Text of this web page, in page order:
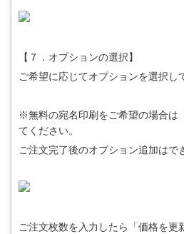
【７．オプションの選択】
ご希望に応じてオプションを選択し
※無料の宛名印刷をご希望の場合は
てください。
ご注文完了後のオプション追加はで
ご注文枚数を入力したら「価格を更